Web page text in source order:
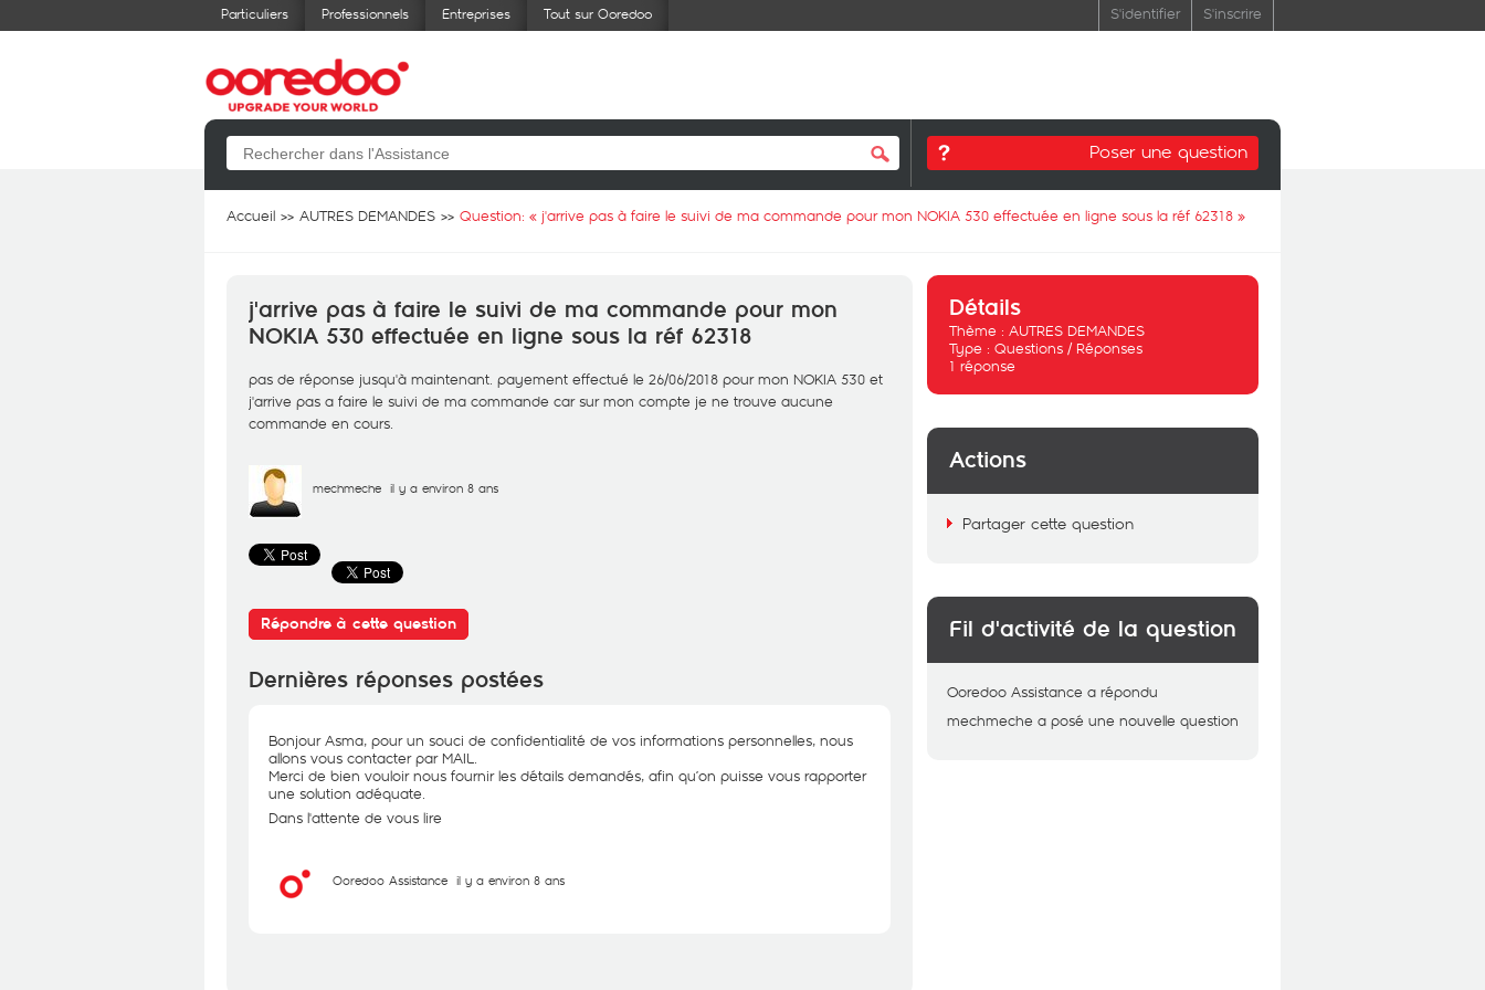
Particuliers Professionnels Entreprises Tout sur Ooredoo S'identifier S'inscrire
Poser une question
Accueil AUTRES DEMANDES Question: « j'arrive pas à faire le suivi de ma commande pour mon NOKIA 530 effectuée en ligne sous la réf 62318 »
j'arrive pas à faire le suivi de ma commande pour mon
NOKIA 530 effectuée en ligne sous la réf 62318
pas de réponse jusqu'à maintenant. payement effectué le 26/06/2018 pour mon NOKIA 530 et
j'arrive pas a faire le suivi de ma commande car sur mon compte je ne trouve aucune
commande en cours.
mechmeche il y a environ 8 ans
Répondre à cette question
Dernières réponses postées
Bonjour Asma, pour un souci de confidentialité de vos informations personnelles, nous
allons vous contacter par MAIL.
Merci de bien vouloir nous fournir les détails demandés, afin qu’on puisse vous rapporter
une solution adéquate.
Dans l'attente de vous lire
Ooredoo Assistance il y a environ 8 ans
Détails
Thème : AUTRES DEMANDES
Type : Questions / Réponses
1 réponse
Actions
Partager cette question
Fil d'activité de la question
Ooredoo Assistance a répondu
mechmeche a posé une nouvelle question